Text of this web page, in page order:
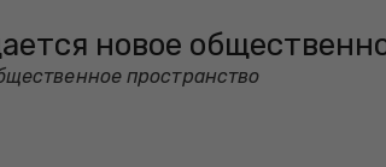
новое
пространство